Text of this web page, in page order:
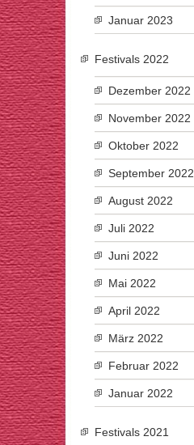
Januar 2023
Festivals 2022
Dezember 2022
November 2022
Oktober 2022
September 2022
August 2022
Juli 2022
Juni 2022
Mai 2022
April 2022
März 2022
Februar 2022
Januar 2022
Festivals 2021